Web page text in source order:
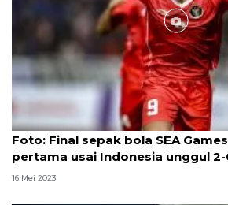
Foto
Foto: Final sepak bola SEA
pertama usai Indonesia unggul
16 Mei 2023